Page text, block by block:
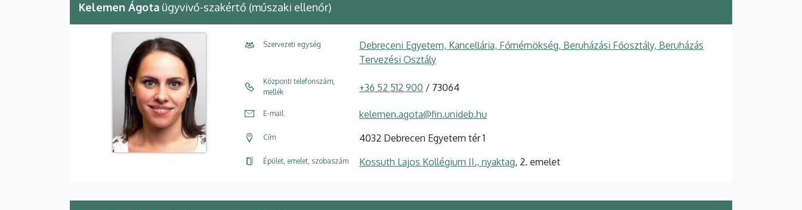
Kelemen Ágota ügyvivő-szakértő (műszaki ellenőr)
Szervezeti egység
Debreceni Egyetem, Kancellária, Főmérnökség, Beruházási Főosztály, Beruházás
Tervezési Osztály
Központi telefonszám,
mellék
+36 52 512 900 / 73064
E-mail kelemen.agota@fin.unideb.hu
Cím 4032 Debrecen Egyetem tér 1
Épület, emelet, szobaszám Kossuth Lajos Kollégium II., nyaktag, 2. emelet